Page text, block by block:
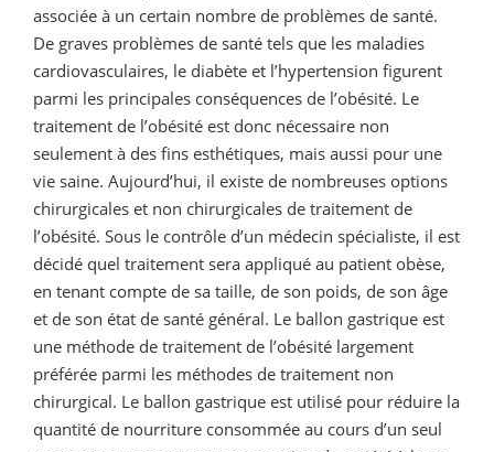
associée à un certain nombre de problèmes de santé.
De graves problèmes de santé tels que les maladies
cardiovasculaires, le diabète et l’hypertension figurent
parmi les principales conséquences de l’obésité. Le
traitement de l’obésité est donc nécessaire non
seulement à des fins esthétiques, mais aussi pour une
vie saine. Aujourd’hui, il existe de nombreuses options
chirurgicales et non chirurgicales de traitement de
l’obésité. Sous le contrôle d’un médecin spécialiste, il est
décidé quel traitement sera appliqué au patient obèse,
en tenant compte de sa taille, de son poids, de son âge
et de son état de santé général. Le ballon gastrique est
une méthode de traitement de l’obésité largement
préférée parmi les méthodes de traitement non
chirurgical. Le ballon gastrique est utilisé pour réduire la
quantité de nourriture consommée au cours d’un seul